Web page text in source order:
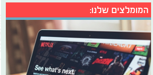
המומלצים שלנו: